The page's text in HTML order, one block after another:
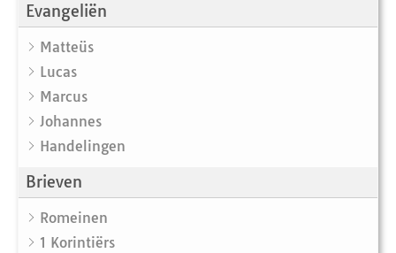
Evangeliën
Matteüs
Lucas
Marcus
Johannes
Handelingen
Brieven
Romeinen
1 Korintiërs